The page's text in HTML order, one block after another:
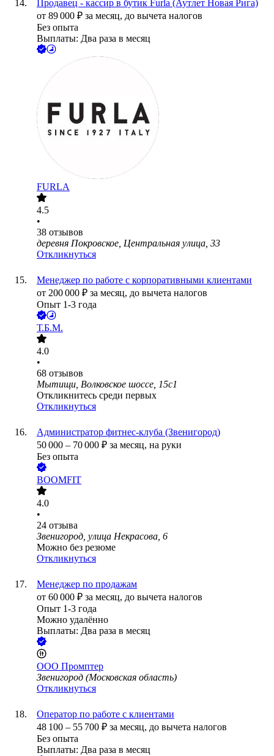
Продавец - кассир в бутик Furla (Аутлет Новая Рига)
от 89 000 ₽ за месяц, до вычета налогов
Без опыта
Выплаты: Два раза в месяц
FURLA
4.5
•
38 отзывов
деревня Покровское, Центральная улица, 33
Откликнуться
Менеджер по работе с корпоративными клиентами
от 200 000 ₽ за месяц, до вычета налогов
Опыт 1-3 года
Т.Б.М.
4.0
•
68 отзывов
Мытищи, Волковское шоссе, 15с1
Откликнитесь среди первых
Откликнуться
Администратор фитнес-клуба (Звенигород)
50 000 – 70 000 ₽ за месяц, на руки
Без опыта
BOOMFIT
4.0
•
24 отзыва
Звенигород, улица Некрасова, 6
Можно без резюме
Откликнуться
Менеджер по продажам
от 60 000 ₽ за месяц, до вычета налогов
Опыт 1-3 года
Можно удалённо
Выплаты: Два раза в месяц
ООО Промптер
Звенигород (Московская область)
Откликнуться
Оператор по работе с клиентами
48 100 – 55 700 ₽ за месяц, до вычета налогов
Без опыта
Выплаты: Два раза в месяц